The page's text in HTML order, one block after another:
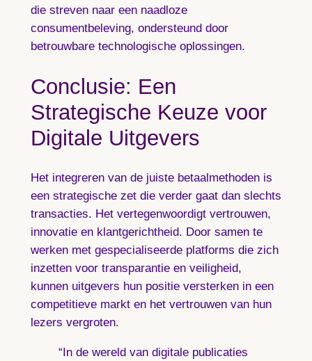
die streven naar een naadloze
consumentbeleving, ondersteund door
betrouwbare technologische oplossingen.
Conclusie: Een
Strategische Keuze voor
Digitale Uitgevers
Het integreren van de juiste betaalmethoden is
een strategische zet die verder gaat dan slechts
transacties. Het vertegenwoordigt vertrouwen,
innovatie en klantgerichtheid. Door samen te
werken met gespecialiseerde platforms die zich
inzetten voor transparantie en veiligheid,
kunnen uitgevers hun positie versterken in een
competitieve markt en het vertrouwen van hun
lezers vergroten.
“In de wereld van digitale publicaties